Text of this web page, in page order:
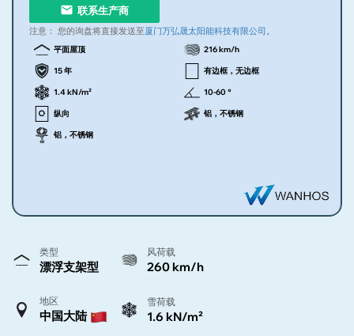
联系生产商
注意： 您的询盘将直接发送至厦门万弘晟太阳能科技有限公司 。
平面屋顶 216 km/h
15 年 有边框，无边框
1.4 kN/m² 10-60 °
纵向 铝，不锈钢
铝，不锈钢
类型
漂浮支架型
风荷载
260 km/h
地区
中国大陆
雪荷载
1.6 kN/m²